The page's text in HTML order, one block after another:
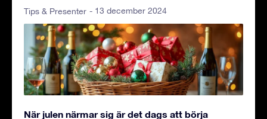
Tips & Presenter - 13 december 2024
När julen närmar sig är det dags att börja